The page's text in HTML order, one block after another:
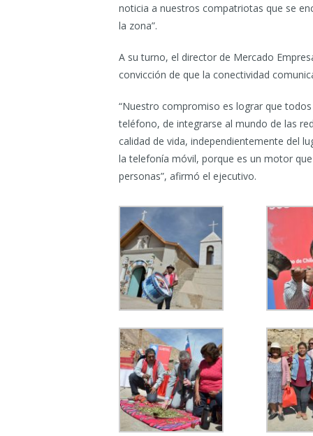
noticia a nuestros compatriotas que se
la zona”.
A su turno, el director de Mercado
convicción de que la conectividad
“Nuestro compromiso es lograr que
teléfono, de integrarse al mundo de las
calidad de vida, independientemente del
la telefonía móvil, porque es un motor
personas”, afirmó el ejecutivo.